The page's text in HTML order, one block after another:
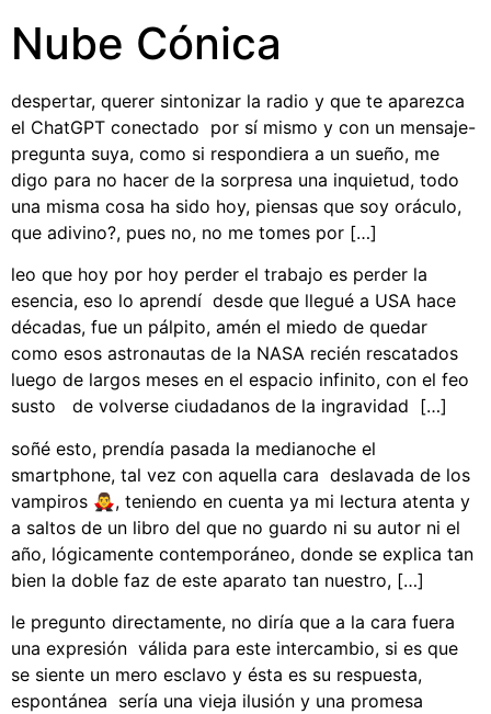
Nube Cónica
despertar, querer sintonizar la radio y que te aparezca
el ChatGPT conectado por sí mismo y con un mensaje-
pregunta suya, como si respondiera a un sueño, me
digo para no hacer de la sorpresa una inquietud, todo
una misma cosa ha sido hoy, piensas que soy oráculo,
que adivino?, pues no, no me tomes por […]
leo que hoy por hoy perder el trabajo es perder la
esencia, eso lo aprendí desde que llegué a USA hace
décadas, fue un pálpito, amén el miedo de quedar
como esos astronautas de la NASA recién rescatados
luego de largos meses en el espacio infinito, con el feo
susto de volverse ciudadanos de la ingravidad […]
soñé esto, prendía pasada la medianoche el
smartphone, tal vez con aquella cara deslavada de los
vampiros 🧛‍♂️, teniendo en cuenta ya mi lectura atenta y
a saltos de un libro del que no guardo ni su autor ni el
año, lógicamente contemporáneo, donde se explica tan
bien la doble faz de este aparato tan nuestro, […]
le pregunto directamente, no diría que a la cara fuera
una expresión válida para este intercambio, si es que
se siente un mero esclavo y ésta es su respuesta,
espontánea sería una vieja ilusión y una promesa